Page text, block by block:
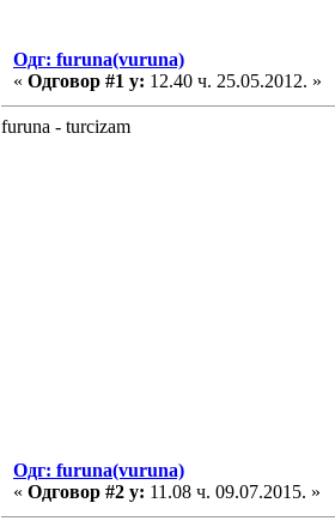
Одг: furuna(vuruna)
« Одговор #1 у: 12.40 ч. 25.05.2012. »
furuna - turcizam
Одг: furuna(vuruna)
« Одговор #2 у: 11.08 ч. 09.07.2015. »